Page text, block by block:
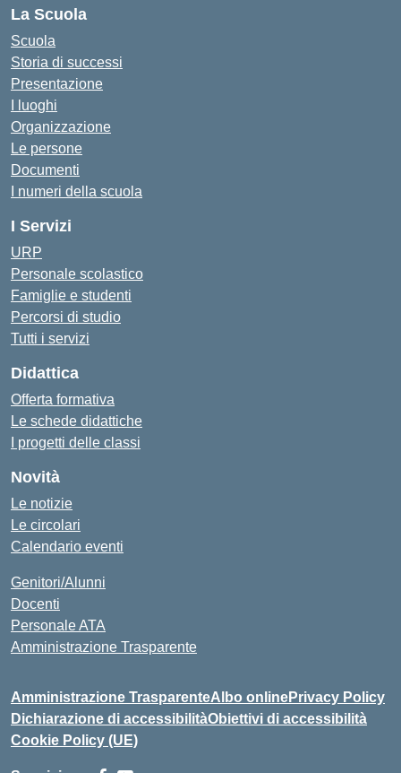
La Scuola
Scuola
Storia di successi
Presentazione
I luoghi
Organizzazione
Le persone
Documenti
I numeri della scuola
I Servizi
URP
Personale scolastico
Famiglie e studenti
Percorsi di studio
Tutti i servizi
Didattica
Offerta formativa
Le schede didattiche
I progetti delle classi
Novità
Le notizie
Le circolari
Calendario eventi
Genitori/Alunni
Docenti
Personale ATA
Amministrazione Trasparente
Amministrazione TrasparenteAlbo onlinePrivacy Policy
Dichiarazione di accessibilitàObiettivi di accessibilità
Cookie Policy (UE)